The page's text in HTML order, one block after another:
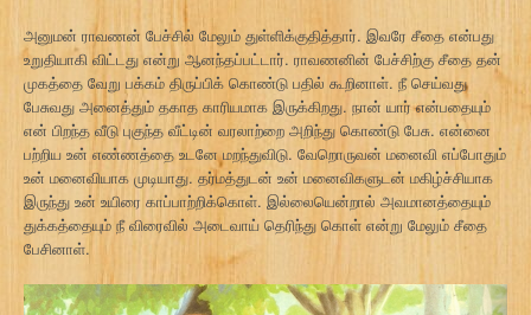
அனுமன் ராவணன் பேச்சில் மேலும் துள்ளிக்குதித்தார். இவரே சீதை என்பது
உறுதியாகி விட்டது என்று ஆனந்தப்பட்டார். ராவணனின் பேச்சிற்கு சீதை தன்
முகத்தை வேறு பக்கம் திருப்பிக் கொண்டு பதில் கூறினாள். நீ செய்வது
பேசுவது அனைத்தும் தகாத காரியமாக இருக்கிறது. நான் யார் என்பதையும்
என் பிறந்த வீடு புகுந்த வீட்டின் வரலாற்றை அறிந்து கொண்டு பேசு. என்னை
பற்றிய உன் எண்ணத்தை உடனே மறந்துவிடு. வேறொருவன் மனைவி எப்போதும்
உன் மனைவியாக முடியாது. தர்மத்துடன் உன் மனைவிகளுடன் மகிழ்ச்சியாக
இருந்து உன் உயிரை காப்பாற்றிக்கொள். இல்லையென்றால் அவமானத்தையும்
துக்கத்தையும் நீ விரைவில் அடைவாய் தெரிந்து கொள் என்று மேலும் சீதை
பேசினாள்.